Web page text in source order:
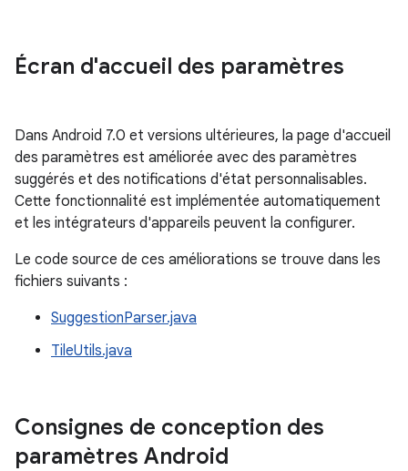
Écran d'accueil des paramètres
Dans Android 7.0 et versions ultérieures, la page d'accueil
des paramètres est améliorée avec des paramètres
suggérés et des notifications d'état personnalisables.
Cette fonctionnalité est implémentée automatiquement
et les intégrateurs d'appareils peuvent la configurer.
Le code source de ces améliorations se trouve dans les
fichiers suivants :
SuggestionParser.java
TileUtils.java
Consignes de conception des
paramètres Android